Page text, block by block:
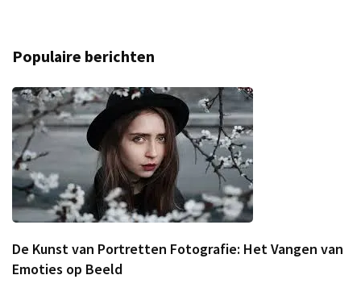
Populaire berichten
De Kunst van Portretten Fotografie: Het Vangen van
Emoties op Beeld